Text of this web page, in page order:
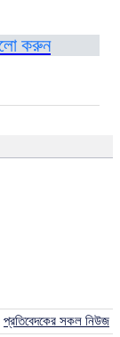
করুন
প্রতিবেদকের সকল নিউজ